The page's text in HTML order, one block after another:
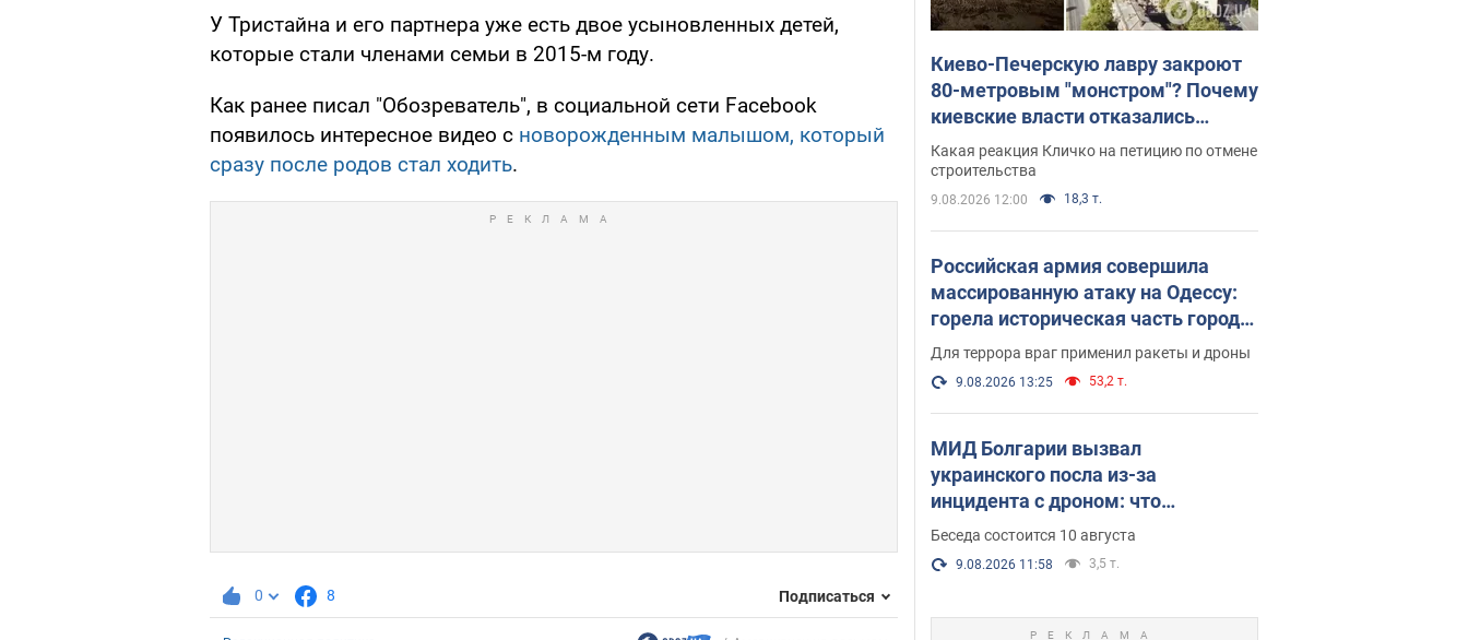
У Тристайна и его партнера уже есть двое усыновленных детей,
которые стали членами семьи в 2015-м году.
Как ранее писал "Обозреватель", в социальной сети Facebook
появилось интересное видео с новорожденным малышом, который
сразу после родов стал ходить.
0 8 Подписаться
Киево-Печерскую лавру закроют
80-метровым "монстром"? Почему
киевские власти отказались
остановить строительство
небоскреба "московского
верующего"
Какая реакция Кличко на петицию по отмене
строительства
9.08.2026 12:00 18,3 т.
Российская армия совершила
массированную атаку на Одессу:
горела историческая часть города,
есть пострадавшие. Фото и видео
Для террора враг применил ракеты и дроны
9.08.2026 13:25 53,2 т.
МИД Болгарии вызвал
украинского посла из-за
инцидента с дроном: что
произошло
Беседа состоится 10 августа
9.08.2026 11:58 3,5 т.